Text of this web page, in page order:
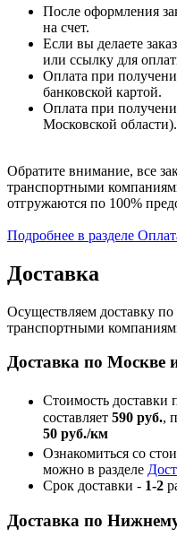
После оформления
на счет.
Если вы делаете
или ссылку для
Оплата при
банковской картой.
Оплата при
Московской области).
Обратите внимание, все
транспортными
отгружаются по 100%
Подробнее в разделе
Доставка
Осуществляем доставку
транспортными
Доставка по Москве
Стоимость доставки
составляет 590 руб.,
50 руб./км
Ознакомиться со
можно в разделе
Срок доставки - 1-2
Доставка по